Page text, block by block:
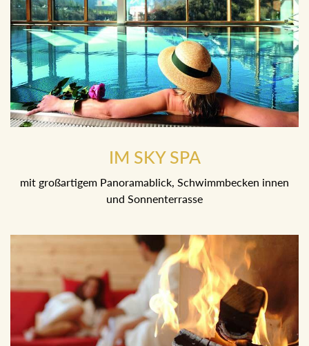
IM SKY SPA
und Sonnenterrasse